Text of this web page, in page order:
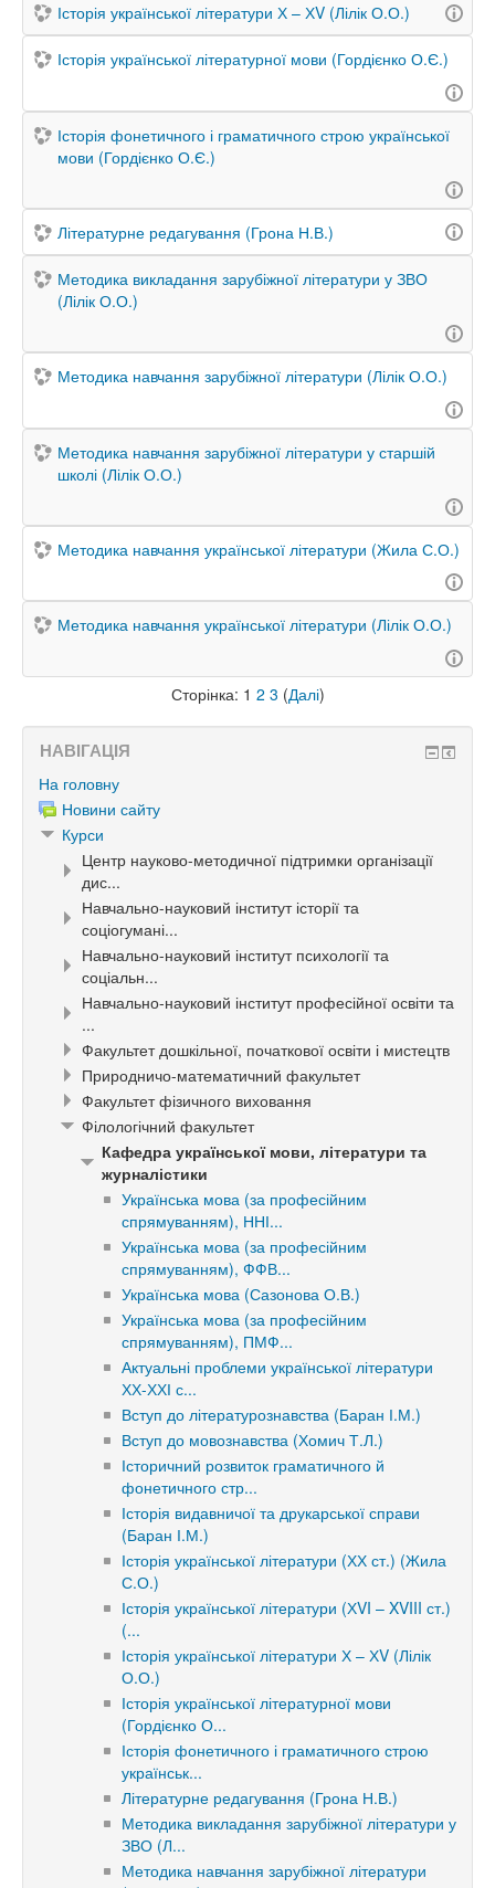
Історія української літератури Х – ХV (Лілік О.О.)
Історія української літературної мови (Гордієнко О.Є.)
Історія фонетичного і граматичного строю української
мови (Гордієнко О.Є.)
Літературне редагування (Грона Н.В.)
Методика викладання зарубіжної літератури у ЗВО
(Лілік О.О.)
Методика навчання зарубіжної літератури (Лілік О.О.)
Методика навчання зарубіжної літератури у старшій
школі (Лілік О.О.)
Методика навчання української літератури (Жила С.О.)
Методика навчання української літератури (Лілік О.О.)
Сторінка: 1 2 3 (Далі)
НАВІГАЦІЯ
На головну
Новини сайту
Курси
Центр науково-методичної підтримки організації
дис...
Навчально-науковий інститут історії та
соціогумані...
Навчально-науковий інститут психології та
соціальн...
Навчально-науковий інститут професійної освіти та
...
Факультет дошкільної, початкової освіти і мистецтв
Природничо-математичний факультет
Факультет фізичного виховання
Філологічний факультет
Кафедра української мови, літератури та
журналістики
Українська мова (за професійним
спрямуванням), ННІ...
Українська мова (за професійним
спрямуванням), ФФВ...
Українська мова (Сазонова О.В.)
Українська мова (за професійним
спрямуванням), ПМФ...
Актуальні проблеми української літератури
ХХ-ХХІ с...
Вступ до літературознавства (Баран І.М.)
Вступ до мовознавства (Хомич Т.Л.)
Історичний розвиток граматичного й
фонетичного стр...
Історія видавничої та друкарської справи
(Баран І.М.)
Історія української літератури (ХХ ст.) (Жила
С.О.)
Історія української літератури (ХVI – XVIII ст.)
(...
Історія української літератури Х – ХV (Лілік
О.О.)
Історія української літературної мови
(Гордієнко О...
Історія фонетичного і граматичного строю
українськ...
Літературне редагування (Грона Н.В.)
Методика викладання зарубіжної літератури у
ЗВО (Л...
Методика навчання зарубіжної літератури